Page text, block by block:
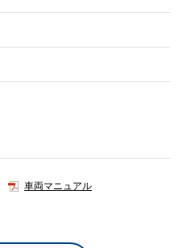
車両マニュアル